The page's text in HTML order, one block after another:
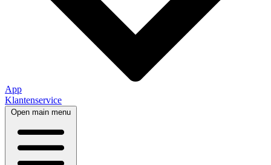
App
Klantenservice
Open main menu